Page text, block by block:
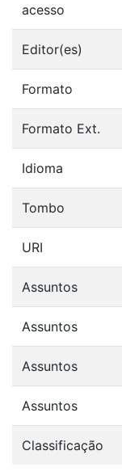
acesso
Editor(es)
Formato
Formato Ext.
Idioma
Tombo
URI
Assuntos
Assuntos
Assuntos
Assuntos
Classificação